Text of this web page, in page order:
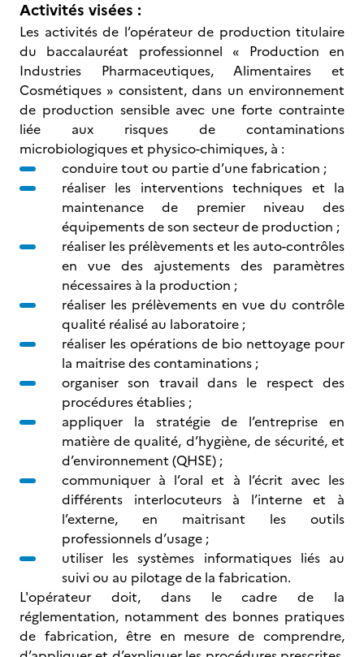
Activités visées :
Les activités de l’opérateur de production titulaire
du baccalauréat professionnel « Production en
Industries Pharmaceutiques, Alimentaires et
Cosmétiques » consistent, dans un environnement
de production sensible avec une forte contrainte
liée aux risques de contaminations
microbiologiques et physico-chimiques, à :
conduire tout ou partie d’une fabrication ;
réaliser les interventions techniques et la
maintenance de premier niveau des
équipements de son secteur de production ;
réaliser les prélèvements et les auto-contrôles
en vue des ajustements des paramètres
nécessaires à la production ;
réaliser les prélèvements en vue du contrôle
qualité réalisé au laboratoire ;
réaliser les opérations de bio nettoyage pour
la maitrise des contaminations ;
organiser son travail dans le respect des
procédures établies ;
appliquer la stratégie de l’entreprise en
matière de qualité, d’hygiène, de sécurité, et
d’environnement (QHSE) ;
communiquer à l’oral et à l’écrit avec les
différents interlocuteurs à l’interne et à
l’externe, en maitrisant les outils
professionnels d’usage ;
utiliser les systèmes informatiques liés au
suivi ou au pilotage de la fabrication.
L'opérateur doit, dans le cadre de la
réglementation, notamment des bonnes pratiques
de fabrication, être en mesure de comprendre,